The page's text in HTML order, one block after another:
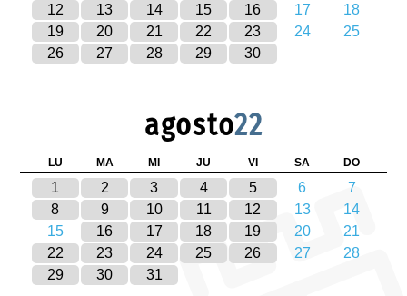
12
13 14 15 16 17
18
19
20 21 22 23 24
25
26
27 28 29 30
agosto22
LU MA MI JU VI SA DO
1 2 3 4 5 6
7
8
9 10 11 12 13
14
15
16 17 18 19 20
21
22
23 24 25 26 27
28
29
30 31